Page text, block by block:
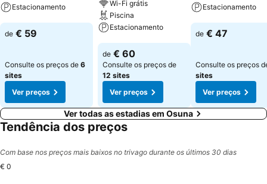
Estacionamento
Ver preços
de € 59
Consulte os preços de 6
sites
Ver preços
Wi-Fi grátis
Piscina
Estacionamento
Ver preços
de € 60
Consulte os preços de
12 sites
Ver preços
Estacionamento
Ver preços
de € 47
Consulte os preços
sites
Ver preços
Ver todas as estadias em Osuna
Tendência dos preços
Com base nos preços mais baixos no trivago durante os últimos 30 dias
€ 0